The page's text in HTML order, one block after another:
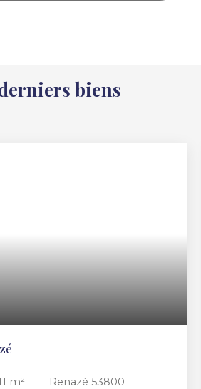
biens
m² Renazé 53800